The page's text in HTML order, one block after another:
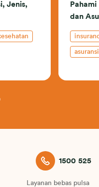
Jenis,
dan
1500 525
Layanan bebas pulsa